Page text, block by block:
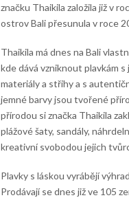
značku Thaikila založila již v
ostrov Bali přesunula v roce
Thaikila má dnes na Bali
kde dává vzniknout plavkám
materiály a střihy a s
jemné barvy jsou tvořené
přírodou si značka Thaikila
plážové šaty, sandály,
kreativní svobodou jejich
Plavky s láskou vyrábějí
Prodávají se dnes již ve 105